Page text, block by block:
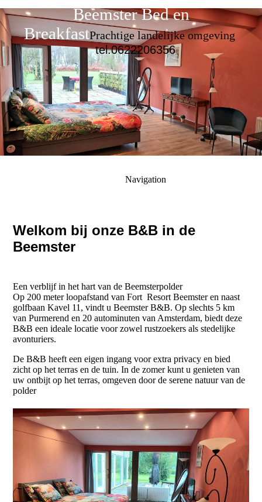
Beemster Bed en
BreakfastPrachtige landelijke omgeving
tel.0622206356
Navigation
Welkom bij onze B&B in de
Beemster
Een verblijf in het hart van de Beemsterpolder
Op 200 meter loopafstand van Fort Resort Beemster en naast
golfbaan Kavel 11, vindt u Beemster B&B. Op slechts 5 km
van Purmerend en 20 autominuten van Amsterdam, biedt deze
B&B een ideale locatie voor zowel rustzoekers als stedelijke
avonturiers.
De B&B heeft een eigen ingang voor extra privacy en bied
zicht op het terras en de tuin. In de zomer kunt u genieten van
uw ontbijt op het terras, omgeven door de serene natuur van de
polder